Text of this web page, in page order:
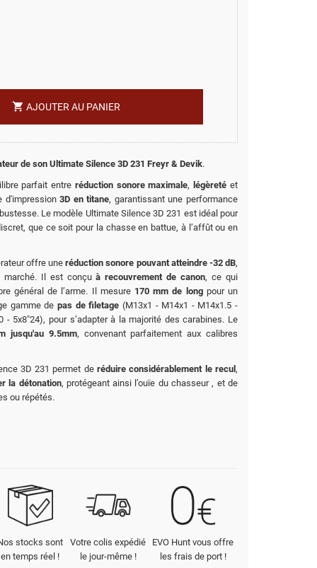
shopping_cart AJOUTER AU PANIER
de son Ultimate Silence 3D 231 Freyr & Devik.
parfait entre réduction sonore maximale, légèreté et
d'impression3D en titane, garantissant une performance
Le modèle Ultimate Silence 3D 231 est idéal pour
que ce soit pour la chasse en battue, à l’affût ou en
offre uneréduction sonore pouvant atteindre -32 dB,
marché. Il est conçuà recouvrement de canon, ce qui
général de l’arme. Il mesure 170 mm de longpour un
gamme de pas de filetage (M13x1 - M14x1 - M14x1.5 -
5x8"24), pour s’adapter à la majorité des carabines. Le
jusqu'au 9.5mm, convenant parfaitement aux calibres
3D 231 permet deréduire considérablement le recul,
la détonation, protégeant ainsi l’ouïe du chasseur , et de
ou répétés.
stocks sont
en temps réel !
Votre colis expédié
le jour-même !
EVO Hunt vous offre
les frais de port !